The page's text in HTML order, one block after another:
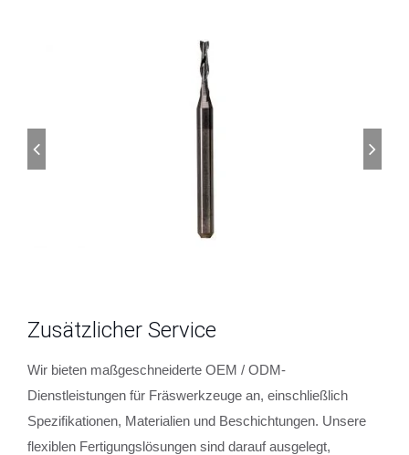
Zusätzlicher Service
Wir bieten maßgeschneiderte OEM / ODM-
Dienstleistungen für Fräswerkzeuge an, einschließlich
Spezifikationen, Materialien und Beschichtungen. Unsere
flexiblen Fertigungslösungen sind darauf ausgelegt,